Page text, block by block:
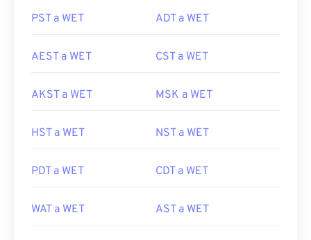
PST a WET ADT a WET
AEST a WET CST a WET
AKST a WET MSK a WET
HST a WET NST a WET
PDT a WET CDT a WET
WAT a WET AST a WET